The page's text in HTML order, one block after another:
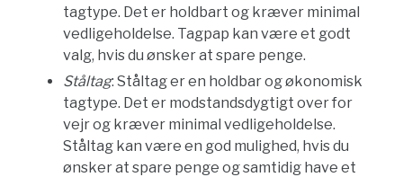
tagtype. Det er holdbart og kræver minimal
vedligeholdelse. Tagpap kan være et godt
valg, hvis du ønsker at spare penge.
Ståltag: Ståltag er en holdbar og økonomisk
tagtype. Det er modstandsdygtigt over for
vejr og kræver minimal vedligeholdelse.
Ståltag kan være en god mulighed, hvis du
ønsker at spare penge og samtidig have et